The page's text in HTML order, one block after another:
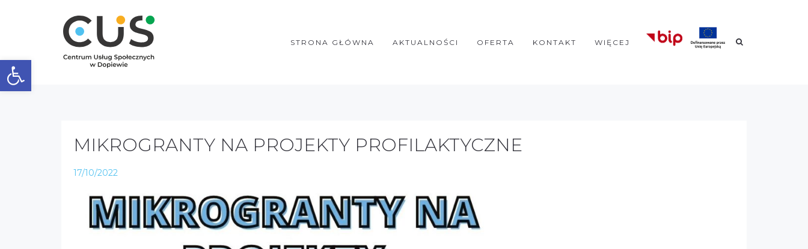
Otwórz pasek narzędzi
STRONA GŁÓWNA AKTUALNOŚCI OFERTA KONTAKT WIĘCEJ
MIKROGRANTY NA PROJEKTY PROFILAKTYCZNE
17/10/2022